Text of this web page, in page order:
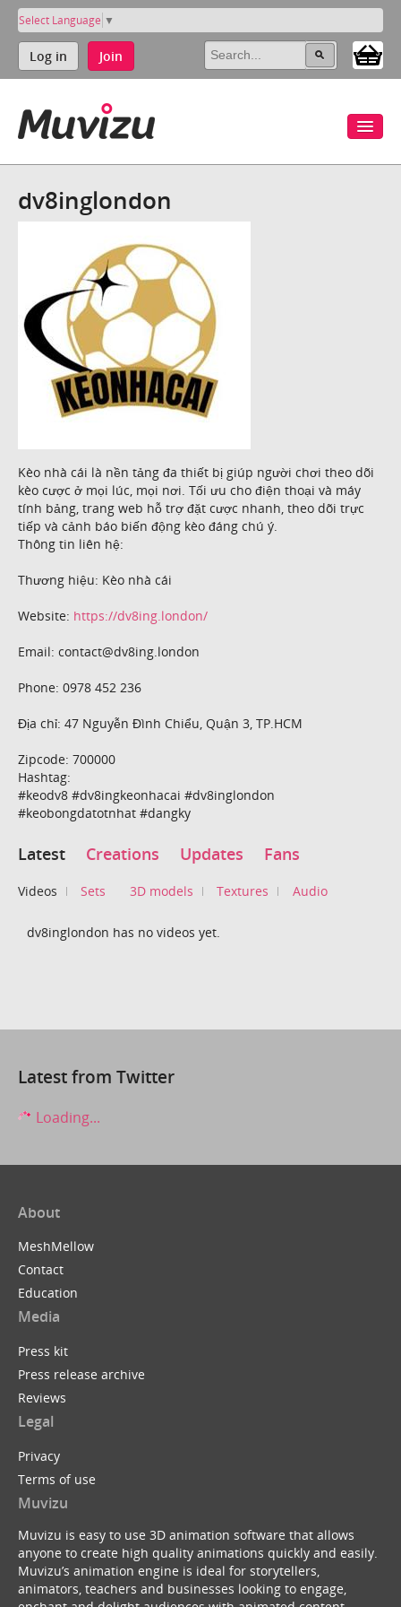
Select Language ▼
Log in Join
dv8inglondon
Kèo nhà cái là nền tảng đa thiết bị giúp người chơi theo dõi
kèo cược ở mọi lúc, mọi nơi. Tối ưu cho điện thoại và máy
tính bảng, trang web hỗ trợ đặt cược nhanh, theo dõi trực
tiếp và cảnh báo biến động kèo đáng chú ý.
Thông tin liên hệ:
Thương hiệu: Kèo nhà cái
Website: https://dv8ing.london/
Email: contact@dv8ing.london
Phone: 0978 452 236
Địa chỉ: 47 Nguyễn Đình Chiểu, Quận 3, TP.HCM
Zipcode: 700000
Hashtag:
#keodv8 #dv8ingkeonhacai #dv8inglondon
#keobongdatotnhat #dangky
Latest Creations Updates Fans
Videos Sets 3D models Textures Audio
dv8inglondon has no videos yet.
Latest from Twitter
Loading...
About
MeshMellow
Contact
Education
Media
Press kit
Press release archive
Reviews
Legal
Privacy
Terms of use
Muvizu
Muvizu is easy to use 3D animation software that allows
anyone to create high quality animations quickly and easily.
Muvizu’s animation engine is ideal for storytellers,
animators, teachers and businesses looking to engage,